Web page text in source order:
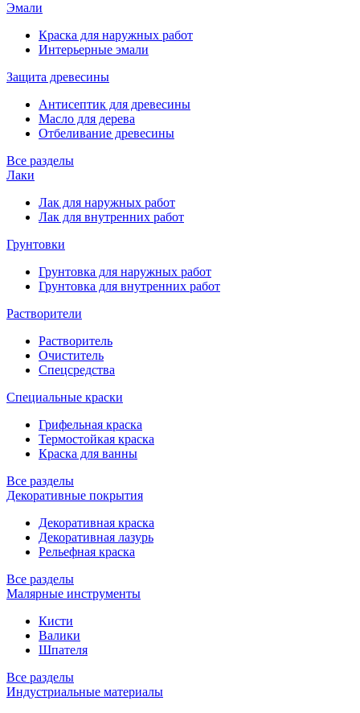
Эмали
Краска для наружных работ
Интерьерные эмали
Защита древесины
Антисептик для древесины
Масло для дерева
Отбеливание древесины
Все разделы
Лаки
Лак для наружных работ
Лак для внутренних работ
Грунтовки
Грунтовка для наружных работ
Грунтовка для внутренних работ
Растворители
Растворитель
Очиститель
Спецсредства
Специальные краски
Грифельная краска
Термостойкая краска
Краска для ванны
Все разделы
Декоративные покрытия
Декоративная краска
Декоративная лазурь
Рельефная краска
Все разделы
Малярные инструменты
Кисти
Валики
Шпателя
Все разделы
Индустриальные материалы